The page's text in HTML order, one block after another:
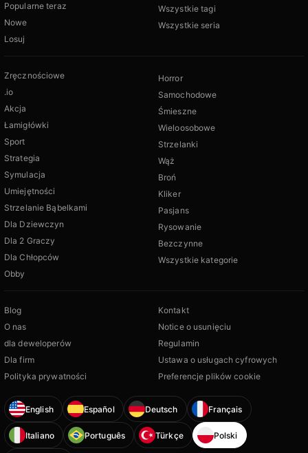
Popularne teraz
Nowe
Losuj
Wszystkie tagi
Wszystkie seria
Zręcznościowe
.io
Akcja
Łamigłówki
Sport
Strategia
Symulacja
Umiejętności
Strzelanie Bąbelkami
Dla Dziewczyn
Dla 2 Graczy
Dla Chłopców
Obby
Horror
Samochodowe
Śmieszne
Wieloosobowe
Strzelanki
Wąż
Broń
Kliker
Pasjans
Rysowanie
Bezczynne
Wszystkie kategorie
Blog
O nas
dla deweloperów
Dla firm
Polityka prywatności
Kontakt
Notice o usunięciu
Regulamin
Ustawa o usługach cyfrowych
Preferencje plików cookie
English Español Deutsch Français
Italiano Português Türkçe Polski